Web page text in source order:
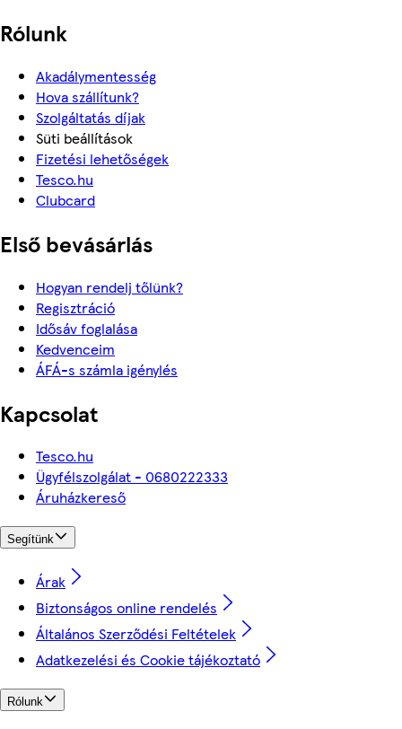
Rólunk
Akadálymentesség
Hova szállítunk?
Szolgáltatás díjak
Süti beállítások
Fizetési lehetőségek
Tesco.hu
Clubcard
Első bevásárlás
Hogyan rendelj tőlünk?
Regisztráció
Idősáv foglalása
Kedvenceim
ÁFÁ-s számla igénylés
Kapcsolat
Tesco.hu
Ügyfélszolgálat - 0680222333
Áruházkereső
Segítünk
Árak
Biztonságos online rendelés
Általános Szerződési Feltételek
Adatkezelési és Cookie tájékoztató
Rólunk